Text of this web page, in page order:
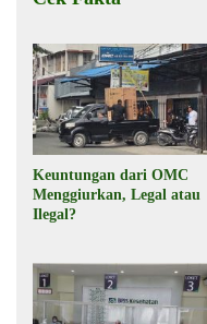
Keuntungan dari OMC
Menggiurkan, Legal atau
Ilegal?